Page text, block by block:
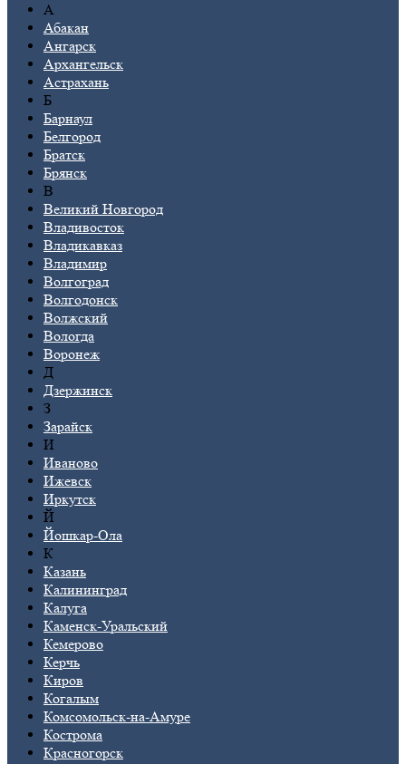
А
Абакан
Ангарск
Архангельск
Астрахань
Б
Барнаул
Белгород
Братск
Брянск
В
Великий Новгород
Владивосток
Владикавказ
Владимир
Волгоград
Волгодонск
Волжский
Вологда
Воронеж
Д
Дзержинск
З
Зарайск
И
Иваново
Ижевск
Иркутск
Й
Йошкар-Ола
К
Казань
Калининград
Калуга
Каменск-Уральский
Кемерово
Керчь
Киров
Когалым
Комсомольск-на-Амуре
Кострома
Красногорск